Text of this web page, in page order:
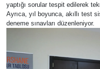
yaptığı sorular tespit edilerek
Ayrıca, yıl boyunca, akıllı test
deneme sınavları düzenleniyor.